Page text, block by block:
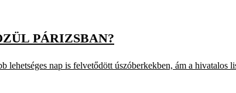
PÁRIZSBAN?
lehetséges nap is felvetődött úszóberkekben, ám a hivatalos